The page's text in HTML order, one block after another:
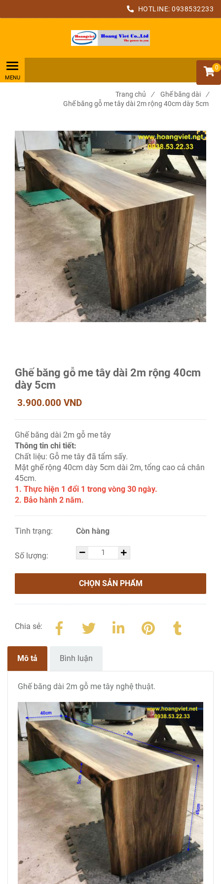
HOTLINE: 0938532233
0
Trang chủ / Ghế băng dài
/
Ghế băng gỗ me tây dài 2m rộng 40cm dày 5cm
Ghế băng gỗ me tây dài 2m rộng 40cm
dày 5cm
3.900.000 VND
Ghế băng dài 2m gỗ me tây
Thông tin chi tiết:
Chất liệu: Gỗ me tây đã tẩm sấy.
Mặt ghế rộng 40cm dày 5cm dài 2m, tổng cao cả chân
45cm.
1. Thực hiện 1 đổi 1 trong vòng 30 ngày.
2. Bảo hành 2 năm.
Tình trạng: Còn hàng
Số lượng:
CHỌN SẢN PHẨM
Chia sẻ:
Mô tả Bình luận
Ghế băng dài 2m gỗ me tây nghệ thuật.